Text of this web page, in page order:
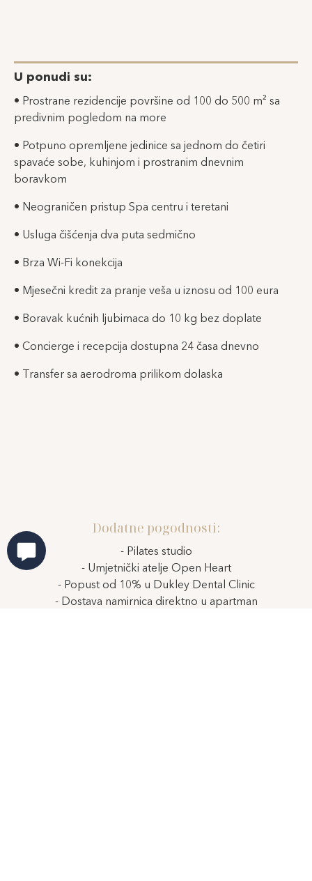
U ponudi su:
• Prostrane rezidencije površine od 100 do 500 m² sa
predivnim pogledom na more
• Potpuno opremljene jedinice sa jednom do četiri
spavaće sobe, kuhinjom i prostranim dnevnim
boravkom
• Neograničen pristup Spa centru i teretani
• Usluga čišćenja dva puta sedmično
• Brza Wi-Fi konekcija
• Mjesečni kredit za pranje veša u iznosu od 100 eura
• Boravak kućnih ljubimaca do 10 kg bez doplate
• Concierge i recepcija dostupna 24 časa dnevno
• Transfer sa aerodroma prilikom dolaska
Dodatne pogodnosti:
- Pilates studio
- Umjetnički atelje Open Heart
- Popust od 10% u Dukley Dental Clinic
- Dostava namirnica direktno u apartman